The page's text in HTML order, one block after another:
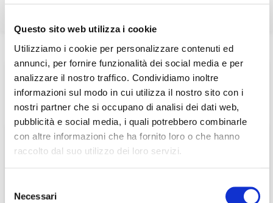
Questo sito web utilizza i cookie
Utilizziamo i cookie per personalizzare contenuti ed
annunci, per fornire funzionalità dei social media e per
analizzare il nostro traffico. Condividiamo inoltre
informazioni sul modo in cui utilizza il nostro sito con i
nostri partner che si occupano di analisi dei dati web,
pubblicità e social media, i quali potrebbero combinarle
con altre informazioni che ha fornito loro o che hanno
raccolto dal suo utilizzo dei loro servizi.
delNecessari
PUBBLICAZIONI
ACCEDI A NEDCOMMUNITY
Home/
Questa sezione è riservata agli
associati
per visualizzare il contenuto è necessario
effettuare il login inserendo email e password qui
di seguito: